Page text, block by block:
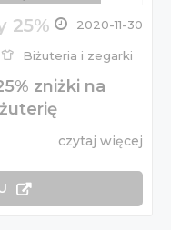
25% 2020-11-30
Biżuteria i zegarki
zniżki na
czytaj więcej